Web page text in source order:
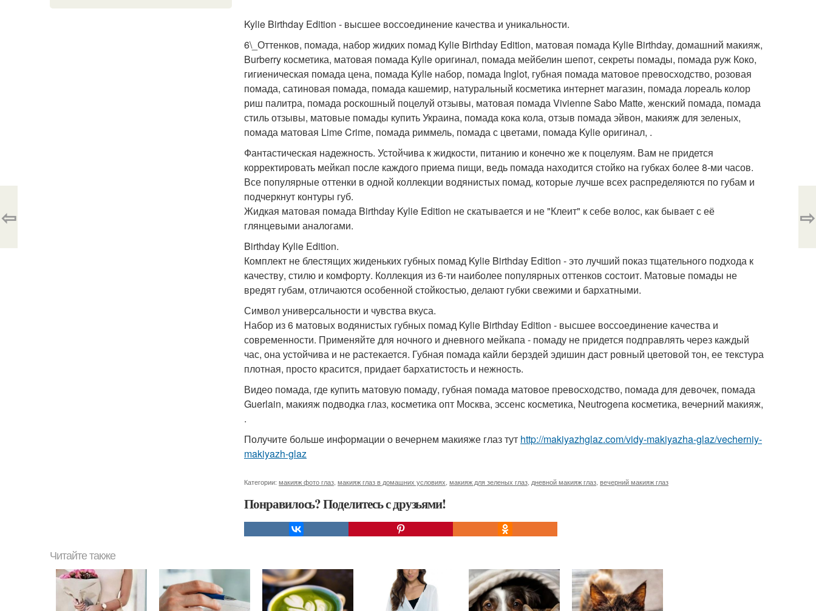
Kylie Birthday Edition - высшее воссоединение качества и уникальности.
6\_Оттенков, помада, набор жидких помад Kylie Birthday Edition, матовая помада Kylie Birthday, домашний макияж,
Burberry косметика, матовая помада Kylie оригинал, помада мейбелин шепот, секреты помады, помада руж Коко,
гигиеническая помада цена, помада Kylie набор, помада Inglot, губная помада матовое превосходство, розовая
помада, сатиновая помада, помада кашемир, натуральный косметика интернет магазин, помада лореаль колор
риш палитра, помада роскошный поцелуй отзывы, матовая помада Vivienne Sabo Matte, женский помада, помада
стиль отзывы, матовые помады купить Украина, помада кока кола, отзыв помада эйвон, макияж для зеленых,
помада матовая Lime Crime, помада риммель, помада с цветами, помада Kylie оригинал, .
Фантастическая надежность. Устойчива к жидкости, питанию и конечно же к поцелуям. Вам не придется
корректировать мейкап после каждого приема пищи, ведь помада находится стойко на губках более 8-ми часов.
Все популярные оттенки в одной коллекции водянистых помад, которые лучше всех распределяются по губам и
подчеркнут контуры губ.
Жидкая матовая помада Birthday Kylie Edition не скатывается и не "Клеит" к себе волос, как бывает с её
глянцевыми аналогами.
Birthday Kylie Edition.
Комплект не блестящих жиденьких губных помад Kylie Birthday Edition - это лучший показ тщательного подхода к
качеству, стилю и комфорту. Коллекция из 6-ти наиболее популярных оттенков состоит. Матовые помады не
вредят губам, отличаются особенной стойкостью, делают губки свежими и бархатными.
Символ универсальности и чувства вкуса.
Набор из 6 матовых водянистых губных помад Kylie Birthday Edition - высшее воссоединение качества и
современности. Применяйте для ночного и дневного мейкапа - помаду не придется подправлять через каждый
час, она устойчива и не растекается. Губная помада кайли берздей эдишин даст ровный цветовой тон, ее текстура
плотная, просто красится, придает бархатистость и нежность.
Видео помада, где купить матовую помаду, губная помада матовое превосходство, помада для девочек, помада
Guerlain, макияж подводка глаз, косметика опт Москва, эссенс косметика, Neutrogena косметика, вечерний макияж,
.
Получите больше информации о вечернем макияже глаз тут http://makiyazhglaz.com/vidy-makiyazha-glaz/vecherniy-
makiyazh-glaz
Категории: макияж фото глаз макияж глаз в домашних условиях макияж для зеленых глаз дневной макияж глаз вечерний макияж глаз
Понравилось? Поделитесь с друзьями!
⇦ ⇨
Читайте также